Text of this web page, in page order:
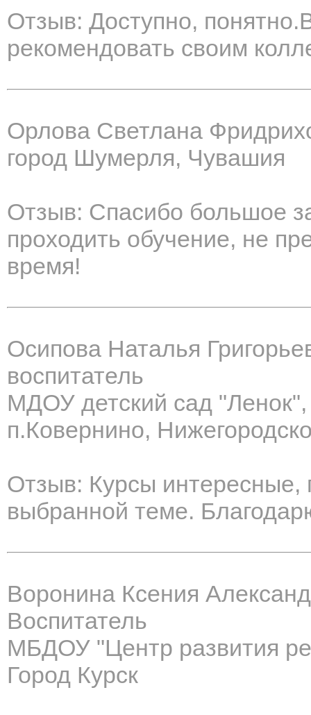
Отзыв: Доступно,
рекомендовать своим
Орлова Светлана
город Шумерля, Чувашия
Отзыв: Спасибо большое
проходить обучение, не
время!
Осипова Наталья
воспитатель
МДОУ детский сад "Ленок",
п.Ковернино,
Отзыв: Курсы интересные,
выбранной теме.
Воронина Ксения
Воспитатель
МБДОУ "Центр развития
Город Курск